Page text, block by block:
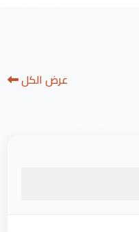
عرض الكل